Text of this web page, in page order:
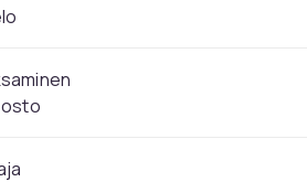
osto